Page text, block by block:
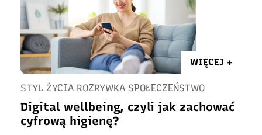
WIĘCEJ +
STYL ŻYCIA ROZRYWKA SPOŁECZEŃSTWO
Digital wellbeing, czyli jak zachować
cyfrową higienę?